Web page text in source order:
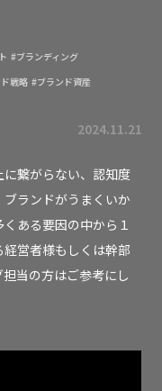
#ブランディング
戦略 #ブランド資産
2024.11.21
繋がらない、認知度
ランドがうまくいか
ある要因の中から１
営者様もしくは幹部
当の方はご参考にし